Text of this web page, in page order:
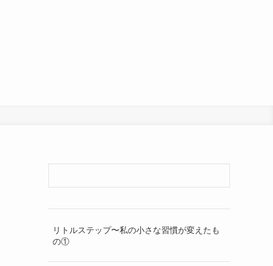
リトルステップ〜私の小さな習慣が変えたも
の①